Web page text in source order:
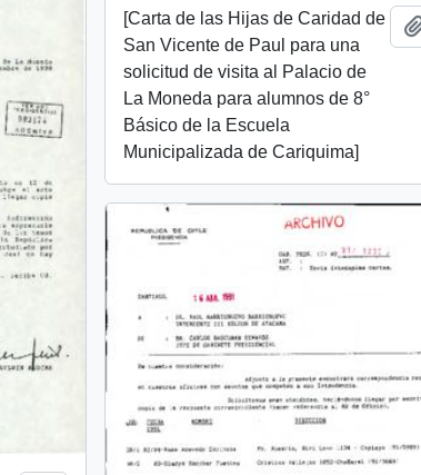
[Carta de las Hijas de Caridad de
San Vicente de Paul para una
solicitud de visita al Palacio de
La Moneda para alumnos de 8°
Básico de la Escuela
Municipalizada de Cariquima]